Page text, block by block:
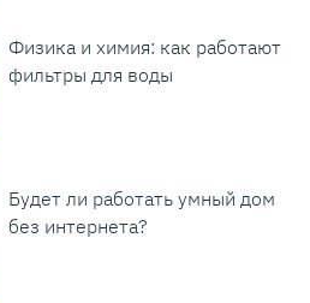
Физика и химия: как работают
фильтры для воды
Будет ли работать умный дом
без интернета?